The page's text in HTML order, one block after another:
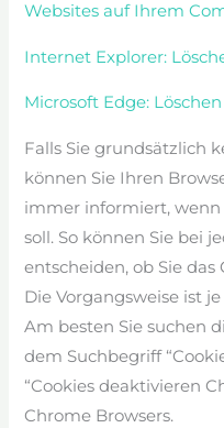
Websites auf Ihrem
Internet Explorer:
Microsoft Edge:
Falls Sie grundsätzlich
können Sie Ihren
immer informiert, wenn
soll. So können Sie bei
entscheiden, ob Sie
Die Vorgangsweise ist
Am besten Sie suchen
dem Suchbegriff
“Cookies deaktivieren
Chrome Browsers.